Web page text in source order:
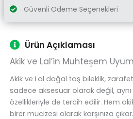
Güvenli Ödeme Seçenekleri
Ürün Açıklaması
Akik ve Lal’in Muhteşem
Akik ve Lal doğal taş bileklik,
sadece aksesuar olarak değil,
özellikleriyle de tercih edilir. Hem
birer mucizesi olarak karşınıza